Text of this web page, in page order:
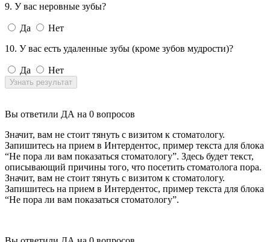
9. У вас неровные зубы?
Да
Нет
10. У вас есть удаленные зубы (кроме зубов мудрости)?
Да Нет
Узнать результат
Вы ответили ДА на 0 вопросов
Значит, вам не стоит тянуть с визитом к стоматологу.
Запишитесь на прием в Интердентос, пример текста для блока
“Не пора ли вам показаться стоматологу”. Здесь будет текст,
описывающий причины того, что посетить стоматолога пора.
Значит, вам не стоит тянуть с визитом к стоматологу.
Запишитесь на прием в Интердентос, пример текста для блока
“Не пора ли вам показаться стоматологу”.